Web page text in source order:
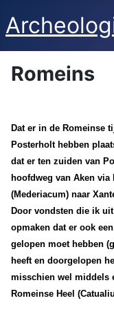
Romeins
Dat er in de Romeinse
Posterholt hebben
dat er ten zuiden van
hoofdweg van Aken
(Mederiacum) naar
Door vondsten die ik
opmaken dat er ook
gelopen moet hebben
heeft en doorgelopen
misschien wel middels
Romeinse Heel